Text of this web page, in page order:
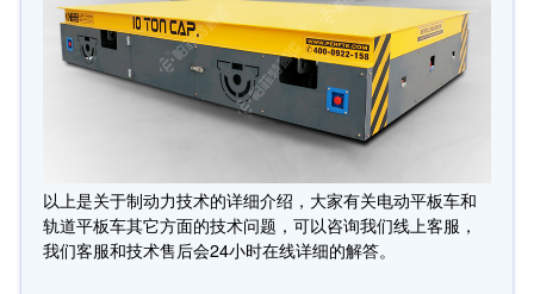
以上是关于制动力技术的详细介绍，大家有关电动平板车和
轨道平板车其它方面的技术问题，可以咨询我们线上客服，
我们客服和技术售后会24小时在线详细的解答。